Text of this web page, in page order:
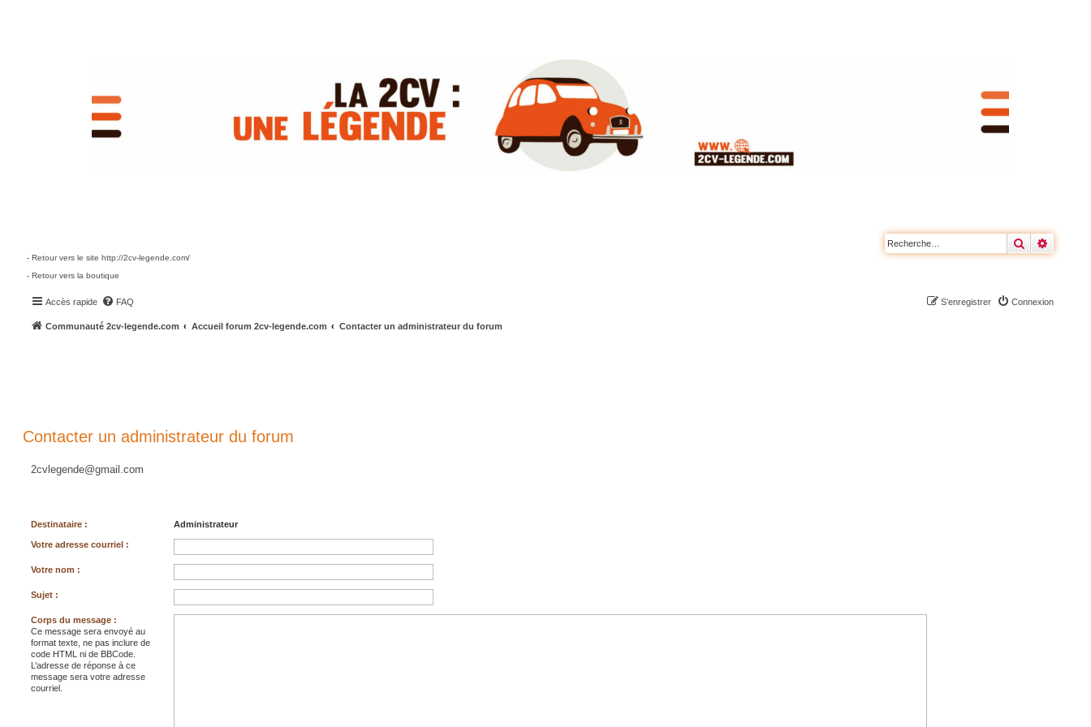
Rechercher
- Retour vers le site http://2cv-legende.com/
- Retour vers la boutique
Accès rapide FAQ Connexion
S’enregistrer
Communauté 2cv-legende.com Accueil forum 2cv-legende.com Contacter un administrateur du forum
Contacter un administrateur du forum
2cvlegende@gmail.com
Destinataire : Administrateur
Votre adresse courriel :
Votre nom :
Sujet :
Corps du message :
Ce message sera envoyé au
format texte, ne pas inclure de
code HTML ni de BBCode.
L’adresse de réponse à ce
message sera votre adresse
courriel.